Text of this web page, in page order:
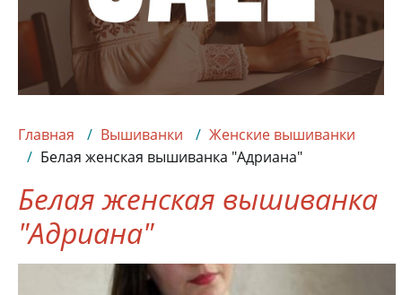
Главная Вышиванки
Женские вышиванки
Белая женская вышиванка "Адриана"
Белая женская вышиванка
"Адриана"